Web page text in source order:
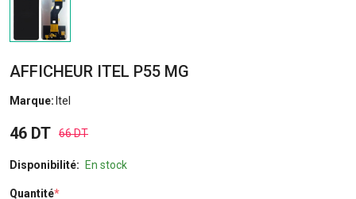
AFFICHEUR ITEL P55 MG
Marque: Itel
46 DT 66 DT
Disponibilité: En stock
Quantité*